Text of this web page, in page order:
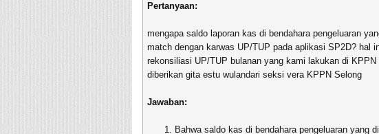
Pertanyaan:
mengapa saldo laporan kas di bendahara pengeluaran
match dengan karwas UP/TUP pada aplikasi SP2D? hal
rekonsiliasi UP/TUP bulanan yang kami lakukan di
diberikan gita estu wulandari seksi vera KPPN Selong
Jawaban:
Bahwa saldo kas di bendahara pengeluaran yang